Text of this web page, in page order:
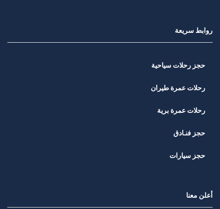
روابط سريعة
حجز رحلات سياحية
رحلات عمرة طيران
رحلات عمرة برية
حجز فنـادق
حجز سيارات
أعلن معنا